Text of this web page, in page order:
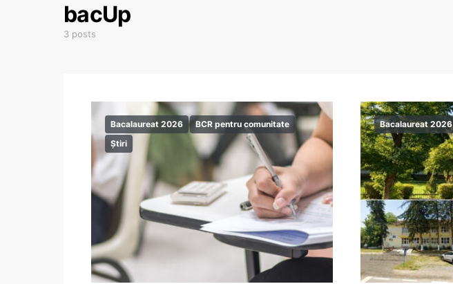
bacUp
3 posts
Bacalaureat 2026
BCR pentru comunitate
Știri
Bacalaureat 2026